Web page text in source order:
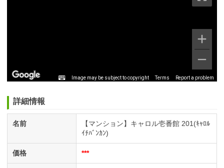
Image may be subject to copyright Terms Report a problem
詳細情報
名前
【マンション】キャロル壱番館 201(ｷｬﾛﾙ
ｲﾁﾊﾞﾝｶﾝ)
価格 ***